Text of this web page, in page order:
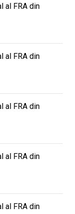
al FRA din
al FRA din
al FRA din
al FRA din
al FRA din